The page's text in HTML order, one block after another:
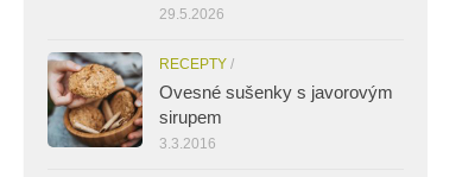
29.5.2026
RECEPTY /
Ovesné sušenky s javorovým
sirupem
3.3.2016